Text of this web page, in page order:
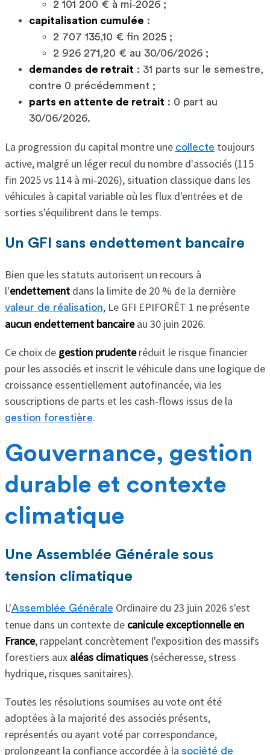
2 101 200 € à mi‑2026 ;
capitalisation cumulée :
2 707 135,10 € fin 2025 ;
2 926 271,20 € au 30/06/2026 ;
demandes de retrait : 31 parts sur le semestre,
contre 0 précédemment ;
parts en attente de retrait : 0 part au
30/06/2026.
La progression du capital montre une collecte toujours
active, malgré un léger recul du nombre d'associés (115
fin 2025 vs 114 à mi‑2026), situation classique dans les
véhicules à capital variable où les flux d'entrées et de
sorties s'équilibrent dans le temps.
Un GFI sans endettement bancaire
Bien que les statuts autorisent un recours à
l'endettementdans la limite de 20 % de la dernière
valeur de réalisation, Le GFI EPIFORÊT 1 ne présente
aucun endettement bancaireau 30 juin 2026.
Ce choix de gestion prudenteréduit le risque financier
pour les associés et inscrit le véhicule dans une logique de
croissance essentiellement autofinancée, via les
souscriptions de parts et les cash‑flows issus de la
gestion forestière.
Gouvernance, gestion
durable et contexte
climatique
Une Assemblée Générale sous
tension climatique
L'Assemblée Générale Ordinaire du 23 juin 2026 s'est
tenue dans un contexte de canicule exceptionnelle en
France, rappelant concrètement l'exposition des massifs
forestiers aux aléas climatiques(sécheresse, stress
hydrique, risques sanitaires).
Toutes les résolutions soumises au vote ont été
adoptées à la majorité des associés présents,
représentés ou ayant voté par correspondance,
prolongeant la confiance accordée à la société de